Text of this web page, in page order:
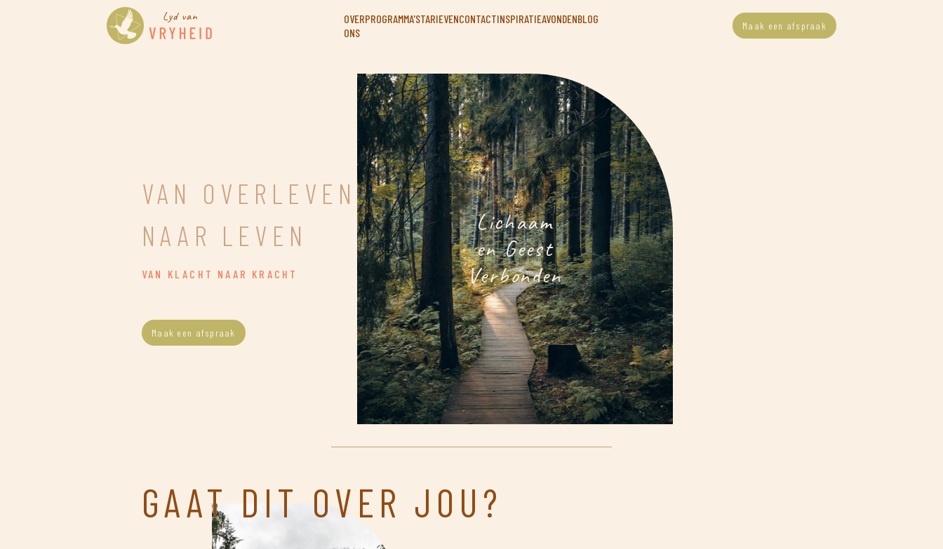
OVER
ONS
PROGRAMMA'STARIEVENCONTACTINSPIRATIEAVONDENBLOG
Maak een afspraak
VAN OVERLEVEN
NAAR LEVEN
VAN KLACHT NAAR KRACHT
Maak een afspraak
Lichaam
en Geest
Verbonden
GAAT DIT OVER JOU?